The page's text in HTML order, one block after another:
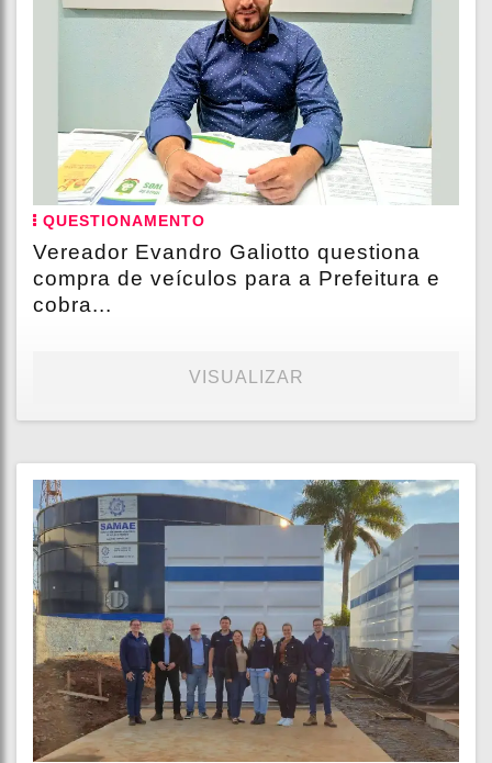
QUESTIONAMENTO
Vereador Evandro Galiotto questiona
compra de veículos para a Prefeitura e
cobra...
VISUALIZAR